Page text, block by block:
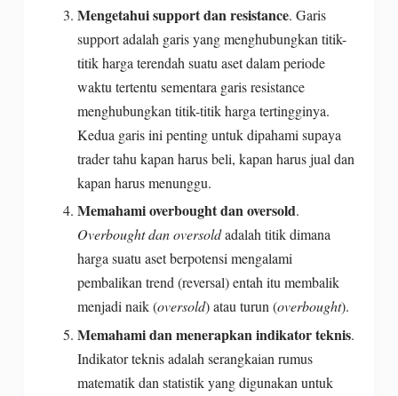
Mengetahui support dan resistance. Garis
support adalah garis yang menghubungkan titik-
titik harga terendah suatu aset dalam periode
waktu tertentu sementara garis resistance
menghubungkan titik-titik harga tertingginya.
Kedua garis ini penting untuk dipahami supaya
trader tahu kapan harus beli, kapan harus jual dan
kapan harus menunggu.
Memahami overbought dan oversold.
Overbought dan oversoldadalah titik dimana
harga suatu aset berpotensi mengalami
pembalikan trend (reversal) entah itu membalik
menjadi naik (oversold) atau turun (overbought).
Memahami dan menerapkan indikator teknis.
Indikator teknis adalah serangkaian rumus
matematik dan statistik yang digunakan untuk